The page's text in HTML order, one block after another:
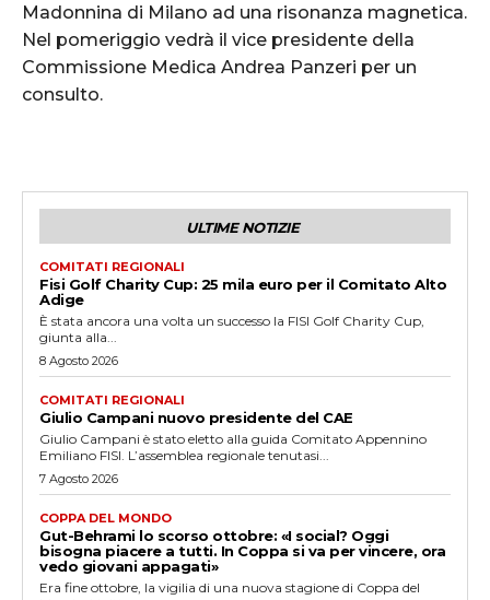
Madonnina di Milano ad una risonanza magnetica.
Nel pomeriggio vedrà il vice presidente della
Commissione Medica Andrea Panzeri per un
consulto.
ULTIME NOTIZIE
COMITATI REGIONALI
Fisi Golf Charity Cup: 25 mila euro per il Comitato Alto
Adige
È stata ancora una volta un successo la FISI Golf Charity Cup,
giunta alla...
8 Agosto 2026
COMITATI REGIONALI
Giulio Campani nuovo presidente del CAE
Giulio Campani è stato eletto alla guida Comitato Appennino
Emiliano FISI. L’assemblea regionale tenutasi...
7 Agosto 2026
COPPA DEL MONDO
Gut-Behrami lo scorso ottobre: «I social? Oggi
bisogna piacere a tutti. In Coppa si va per vincere, ora
vedo giovani appagati»
Era fine ottobre, la vigilia di una nuova stagione di Coppa del